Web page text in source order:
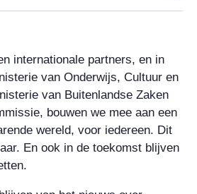
internationale partners, en in
van Onderwijs, Cultuur en
van Buitenlandse Zaken
bouwen we mee aan een
wereld, voor iedereen. Dit
En ook in de toekomst blijven